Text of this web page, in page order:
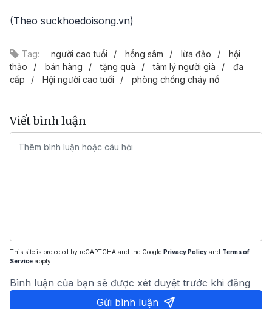
(Theo suckhoedoisong.vn)
Tag: người cao tuổi hồng sâm lừa đảo
hội
thảo
bán hàng tặng quà tâm lý người già
đa
cấp
Hội người cao tuổi phòng chống cháy nổ
Viết bình luận
This site is protected by reCAPTCHA and the Google Privacy Policy and Terms of
Service apply.
Bình luận của bạn sẽ được xét duyệt trước khi đăng
Gửi bình luận